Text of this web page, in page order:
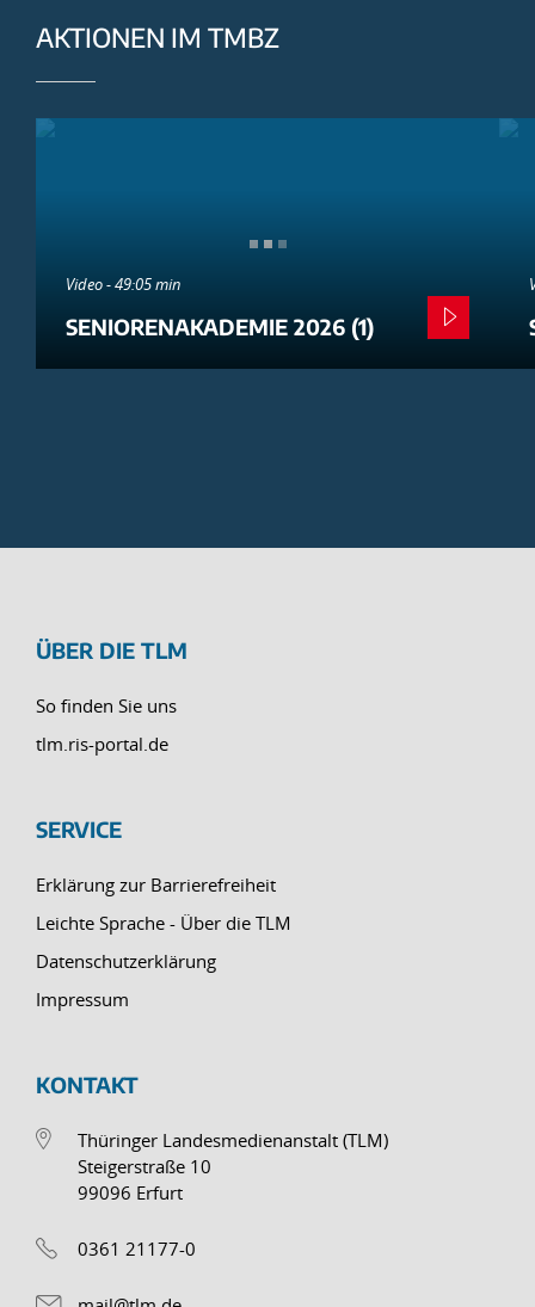
AKTIONEN IM TMBZ
Video - 49:05 min
SENIORENAKADEMIE 2026 (1)
ÜBER DIE TLM
So finden Sie uns
tlm.ris-portal.de
SERVICE
Erklärung zur Barrierefreiheit
Leichte Sprache - Über die TLM
Datenschutzerklärung
Impressum
KONTAKT
Thüringer Landesmedienanstalt (TLM)
Steigerstraße 10
99096 Erfurt
0361 21177-0